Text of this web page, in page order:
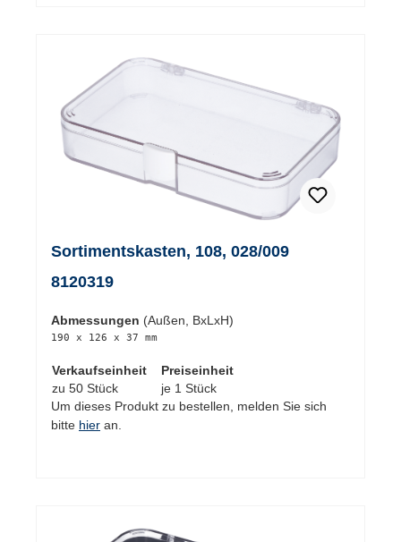
Sortimentskasten, 108, 028/009
8120319
Abmessungen (Außen, BxLxH)
190 x 126 x 37 mm
Verkaufseinheit
Preiseinheit
zu 50 Stück
je 1 Stück
Um dieses Produkt zu bestellen, melden Sie sich
bitte hier an.